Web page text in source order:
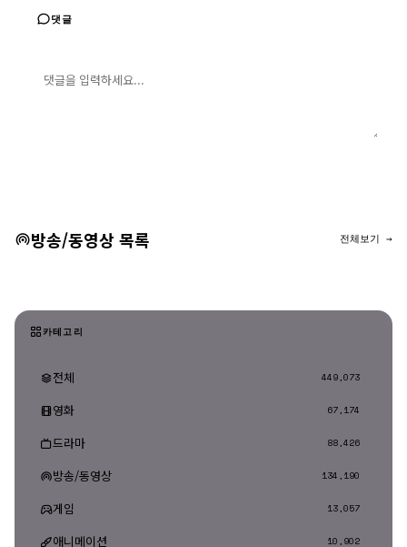
댓글
방송/동영상 목록 전체보기 →
카테고리
전체 449,073
영화 67,174
드라마 88,426
방송/동영상 134,190
게임 13,057
애니메이션 10,902